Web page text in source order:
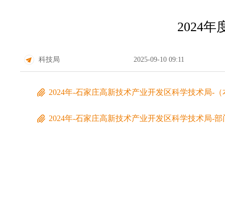
2024年
科技局 2025-09-10 09:11
2024年-石家庄高新技术产业开发区科学技术局-
2024年-石家庄高新技术产业开发区科学技术局-